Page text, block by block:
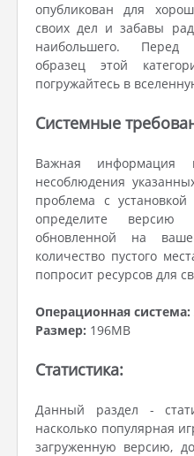
опубликован для
своих дел и забавы
наибольшего. Перед
образец этой
погружайтесь в
Системные
Важная информация
несоблюдения
проблема с
определите версию
обновленной на
количество пустого
попросит ресурсов для
Операционная система:
Размер: 196MB
Статистика:
Данный раздел -
насколько популярная
загруженную версию,